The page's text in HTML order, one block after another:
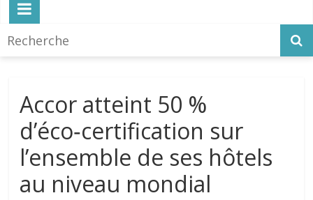
Accor atteint 50 %
d’éco‑certification sur
l’ensemble de ses hôtels
au niveau mondial